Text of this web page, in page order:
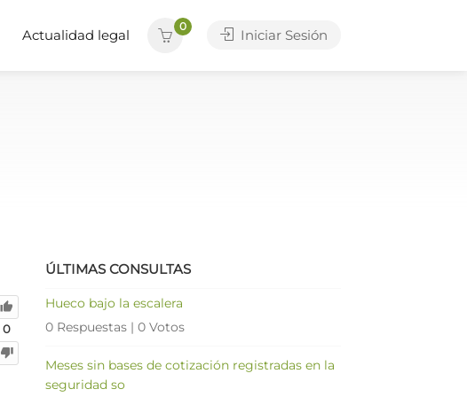
Actualidad legal
0
Iniciar Sesión
0
ÚLTIMAS CONSULTAS
Hueco bajo la escalera
0 Respuestas | 0 Votos
Meses sin bases de cotización registradas en la
seguridad so